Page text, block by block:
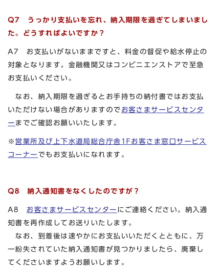
Q7 うっかり支払いを忘れ、納入期限を過ぎてしまいまし
た。どうすればよいですか？
A7 お支払いがないままですと、料金の督促や給水停止の
対象となります。金融機関又はコンビニエンストアで至急
お支払いください。
なお、納入期限を過ぎるとお手持ちの納付書ではお支払
いただけない場合がありますので お客さまサービスセンタ
ー までご確認お願いいたします。
※営業所及び上下水道局総合庁舎1Fお客さま窓口サービス
コーナー でもお支払いになれます。
Q8 納入通知書をなくしたのですが？
A8 お客さまサービスセンター にご連絡ください。納入通
知書を再作成してお送りいたします。
なお、到着後は速やかにお支払いいただくとともに、万
一紛失されていた納入通知書が見つかりましたら、廃棄し
てくださいますようお願いします。